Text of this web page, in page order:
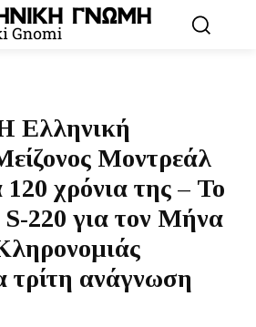
Ελληνική
Μοντρεάλ
120 χρόνια της – Το
220 για τον Μήνα
τρίτη ανάγνωση